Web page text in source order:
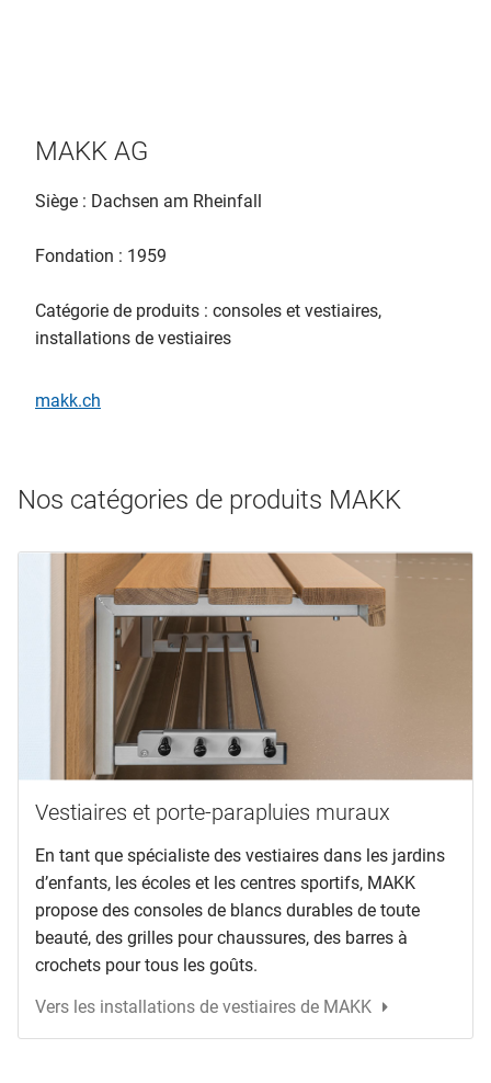
MAKK AG
Siège : Dachsen am Rheinfall
Fondation : 1959
Catégorie de produits : consoles et vestiaires,
installations de vestiaires
makk.ch
Nos catégories de produits MAKK
Vestiaires et porte-parapluies muraux
En tant que spécialiste des vestiaires dans les jardins
d’enfants, les écoles et les centres sportifs, MAKK
propose des consoles de blancs durables de toute
beauté, des grilles pour chaussures, des barres à
crochets pour tous les goûts.
Vers les installations de vestiaires de MAKK